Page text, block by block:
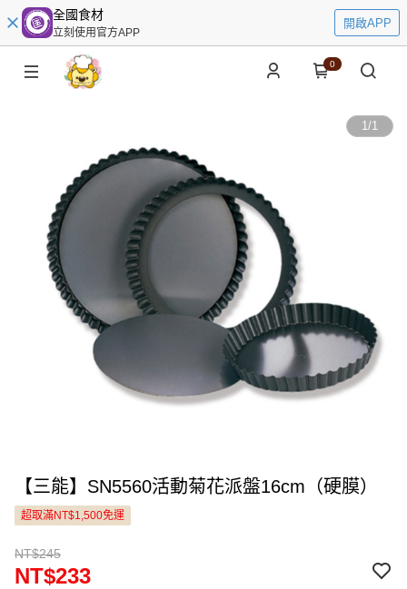
全國食材
立刻使用官方APP
開啟APP
0
1/1
【三能】SN5560活動菊花派盤16cm（硬膜）
超取滿NT$1,500免運
NT$245
NT$233